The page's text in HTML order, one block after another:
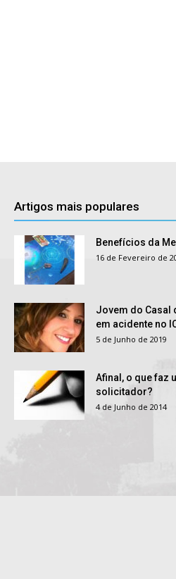
Artigos mais populares
Benefícios da
16 de Fevereiro de
Jovem do Casal
em acidente no
5 de Junho de 2019
Afinal, o que faz
solicitador?
4 de Junho de 2014